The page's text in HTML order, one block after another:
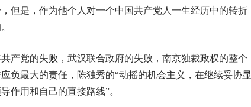
但是，作为他个人对一个中国共产党人一生经历中的转折
产党的失败，武汉联合政府的失败，南京独裁政权的整个
负最大的责任，陈独秀的“动摇的机会主义，在继续妥协显
作用和自己的直接路线”。